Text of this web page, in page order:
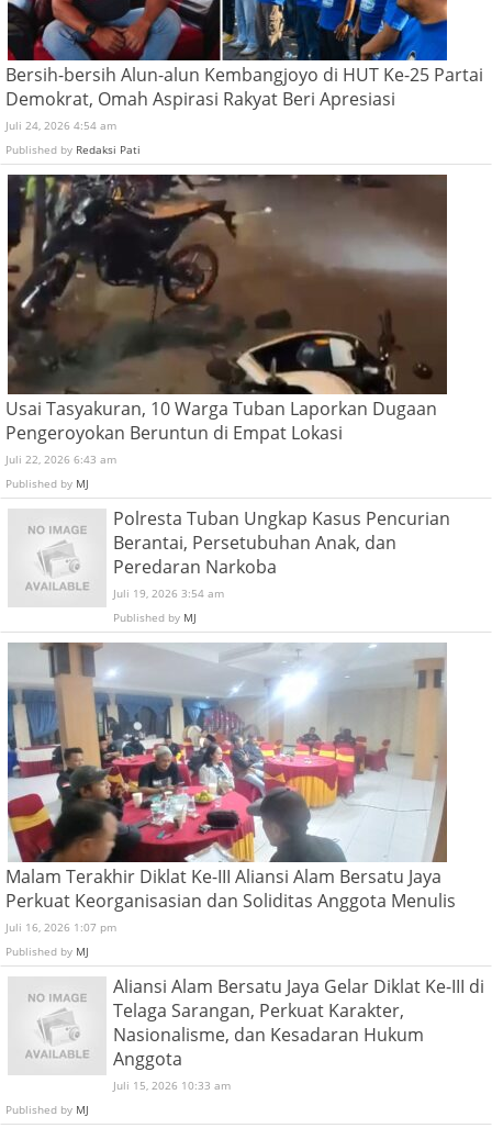
Bersih-bersih Alun-alun Kembangjoyo di HUT Ke-25 Partai
Demokrat, Omah Aspirasi Rakyat Beri Apresiasi
Juli 24, 2026 4:54 am
Published by Redaksi Pati
Usai Tasyakuran, 10 Warga Tuban Laporkan Dugaan
Pengeroyokan Beruntun di Empat Lokasi
Juli 22, 2026 6:43 am
Published by MJ
Polresta Tuban Ungkap Kasus Pencurian
Berantai, Persetubuhan Anak, dan
Peredaran Narkoba
Juli 19, 2026 3:54 am
Published by MJ
Malam Terakhir Diklat Ke-III Aliansi Alam Bersatu Jaya
Perkuat Keorganisasian dan Soliditas Anggota Menulis
Juli 16, 2026 1:07 pm
Published by MJ
Aliansi Alam Bersatu Jaya Gelar Diklat Ke-III di
Telaga Sarangan, Perkuat Karakter,
Nasionalisme, dan Kesadaran Hukum
Anggota
Juli 15, 2026 10:33 am
Published by MJ